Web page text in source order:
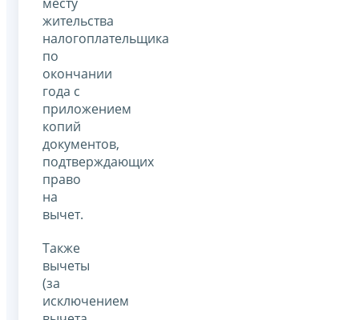
жительства
налогоплательщика
по
окончании
года с
приложением
копий
документов,
подтверждающих
право
на
вычет.
Также
вычеты
(за
исключением